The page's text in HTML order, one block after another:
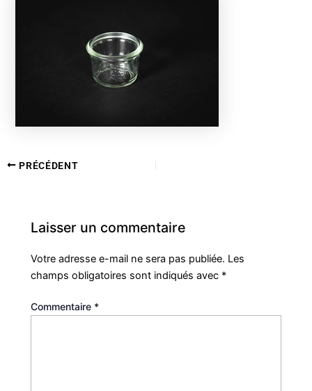
PRÉCÉDENT
Laisser un commentaire
Votre adresse e-mail ne sera pas publiée. Les
champs obligatoires sont indiqués avec *
Commentaire *